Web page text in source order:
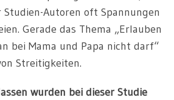
Autoren oft Spannungen
Gerade das Thema „Erlauben
bei Mama und Papa nicht darf“
Streitigkeiten.
wurden bei dieser Studie